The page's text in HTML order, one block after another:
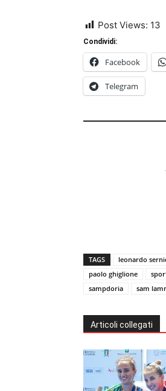
Post Views: 13
Condividi:
Facebook
Telegram
TAGS leonardo
paolo ghiglione
sampdoria
sam
Articoli collegati